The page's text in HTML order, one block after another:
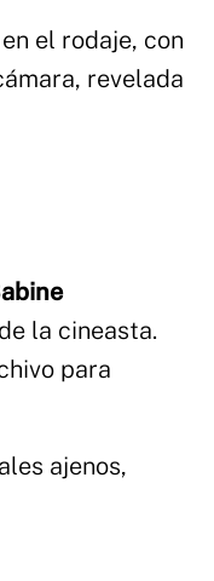
el rodaje, con
revelada
la cineasta.
para
ajenos,